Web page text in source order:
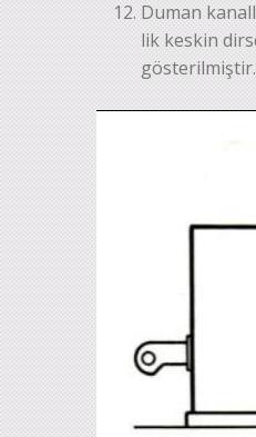
Duman
lik keskin